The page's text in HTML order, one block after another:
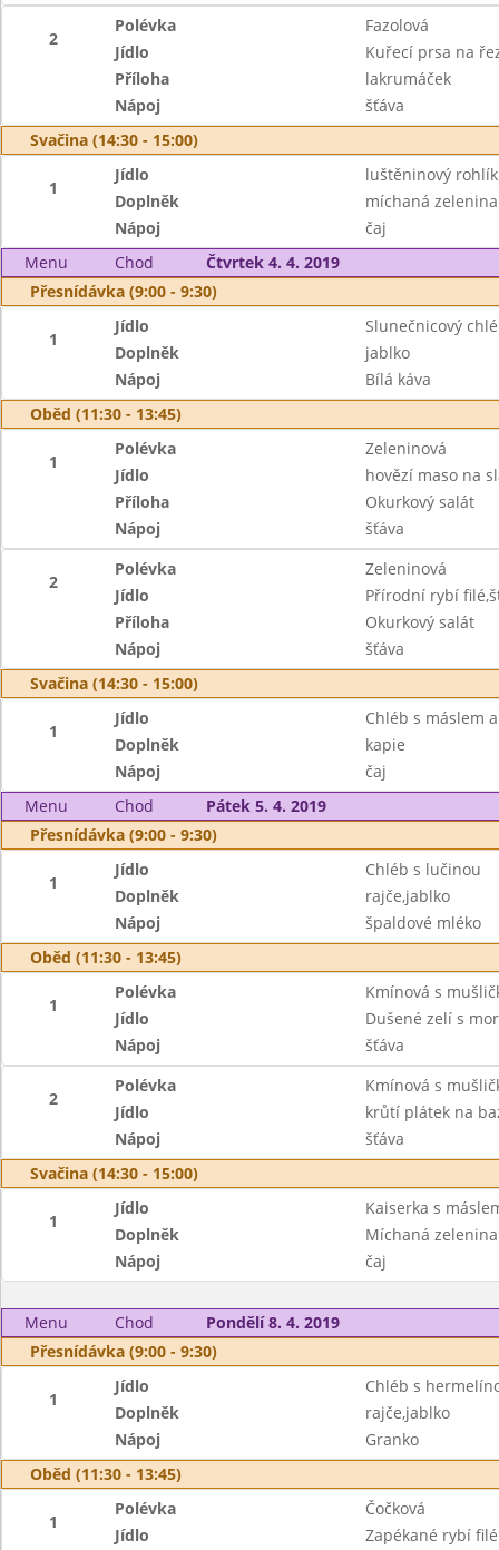
2
Polévka
Fazolová
Jídlo
Kuřecí prsa na
Příloha
lakrumáček
Nápoj
šťáva
Svačina (14:30 - 15:00)
1
Jídlo
luštěninový
Doplněk
míchaná zelenina
Nápoj
čaj
Menu
Chod
Čtvrtek 4. 4. 2019
Přesnídávka (9:00 - 9:30)
1
Jídlo
Slunečnicový
Doplněk
jablko
Nápoj
Bílá káva
Oběd (11:30 - 13:45)
1
Polévka
Zeleninová
Jídlo
hovězí maso na
Příloha
Okurkový salát
Nápoj
šťáva
2
Polévka
Zeleninová
Jídlo
Přírodní rybí
Příloha
Okurkový salát
Nápoj
šťáva
Svačina (14:30 - 15:00)
1
Jídlo
Chléb s máslem
Doplněk
kapie
Nápoj
čaj
Menu
Chod
Pátek 5. 4. 2019
Přesnídávka (9:00 - 9:30)
1
Jídlo
Chléb s lučinou
Doplněk
rajče,jablko
Nápoj
špaldové mléko
Oběd (11:30 - 13:45)
1
Polévka
Kmínová s
Jídlo
Dušené zelí s
Nápoj
šťáva
2
Polévka
Kmínová s
Jídlo
krůtí plátek na
Nápoj
šťáva
Svačina (14:30 - 15:00)
1
Jídlo
Kaiserka s
Doplněk
Míchaná zelenina
Nápoj
čaj
Menu Chod
Pondělí 8. 4. 2019
Přesnídávka (9:00 - 9:30)
1
Jídlo
Chléb s
Doplněk
rajče,jablko
Nápoj
Granko
Oběd (11:30 - 13:45)
1
Polévka
Čočková
Jídlo
Zapékané rybí